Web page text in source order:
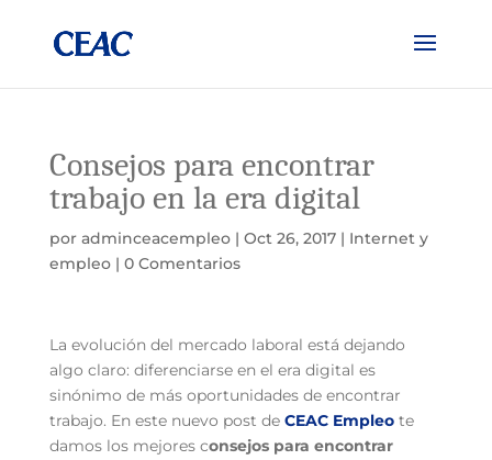
Consejos para encontrar
trabajo en la era digital
por adminceacempleo| Oct 26, 2017| Internet y
empleo| 0 Comentarios
La evolución del mercado laboral está dejando
algo claro: diferenciarse en el era digital es
sinónimo de más oportunidades de encontrar
trabajo. En este nuevo post de CEAC Empleote
damos los mejores consejos para encontrar